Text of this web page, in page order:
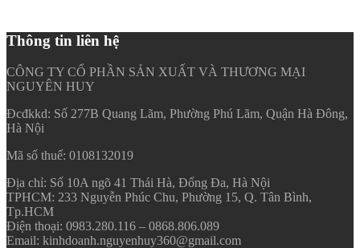
Thông tin liên hệ
CÔNG TY CỔ PHẦN SẢN XUẤT VÀ THƯƠNG MẠI
NGUYÊN HUY
Đcđkkd: Số 277B Quang Lãm, Phường Phú Lãm, Quận Hà Đông,
Hà Nội
Mã số thuế: 0108132019
Địa chỉ: Số 10A ngõ 41 Thái Hà, Đống Đa, Hà Nội
TPHCM: 233 Nguyễn Phúc Chu, Phường 15, Q. Tân Bình,
Tp.HCM
Điện thoại: 0983.280.116 – 0868.806.089
Email: kinhdoanh.nguyenhuy360@gmail.com